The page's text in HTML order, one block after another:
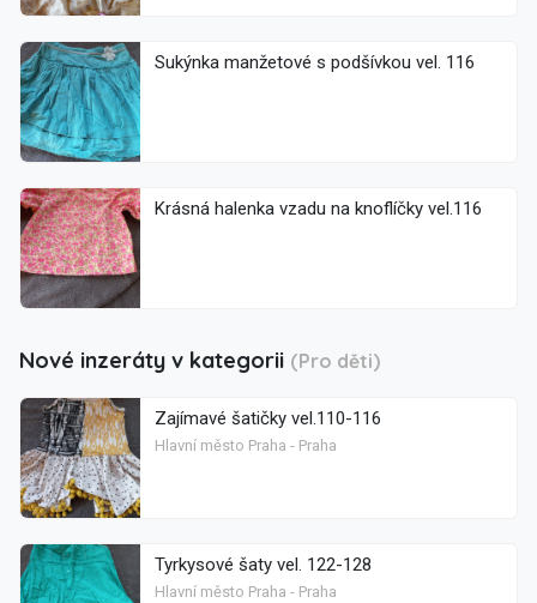
Sukýnka manžetové s podšívkou vel. 116
Krásná halenka vzadu na knoflíčky vel.116
Nové inzeráty v kategorii (Pro děti)
Zajímavé šatičky vel.110-116
Hlavní město Praha - Praha
Tyrkysové šaty vel. 122-128
Hlavní město Praha - Praha